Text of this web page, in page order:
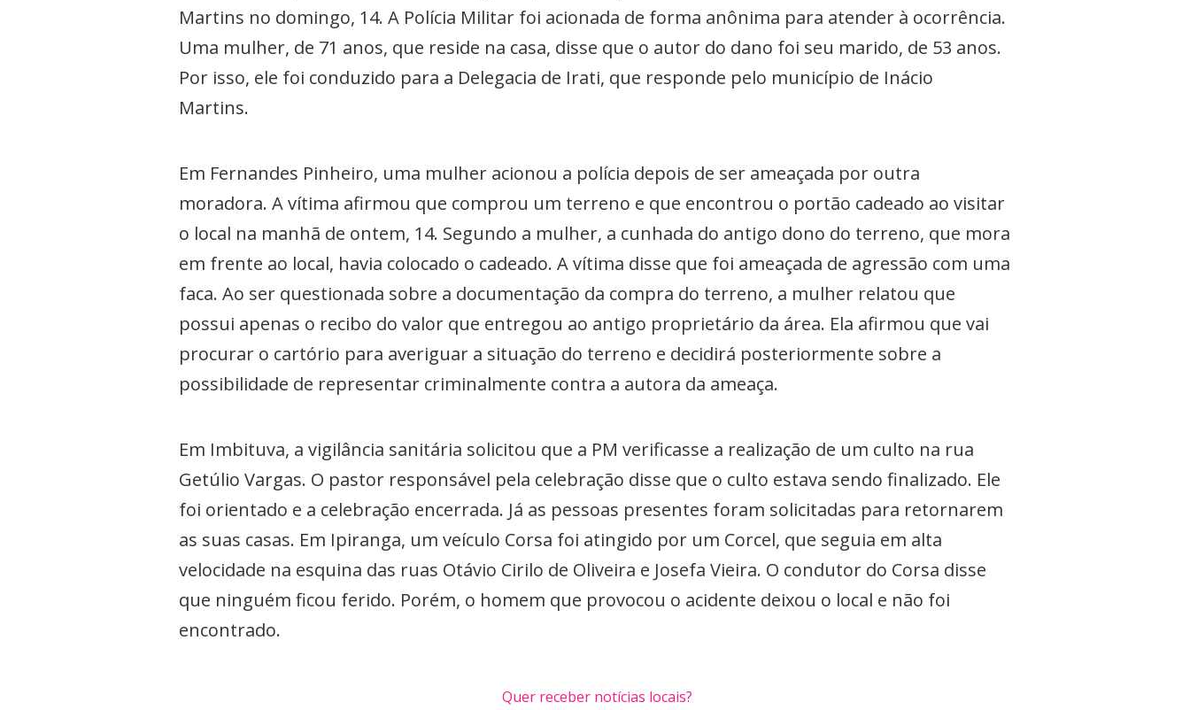
Martins no domingo, 14. A Polícia Militar foi acionada de forma anônima para atender à ocorrência.
Uma mulher, de 71 anos, que reside na casa, disse que o autor do dano foi seu marido, de 53 anos.
Por isso, ele foi conduzido para a Delegacia de Irati, que responde pelo município de Inácio
Martins.
Em Fernandes Pinheiro, uma mulher acionou a polícia depois de ser ameaçada por outra
moradora. A vítima afirmou que comprou um terreno e que encontrou o portão cadeado ao visitar
o local na manhã de ontem, 14. Segundo a mulher, a cunhada do antigo dono do terreno, que mora
em frente ao local, havia colocado o cadeado. A vítima disse que foi ameaçada de agressão com uma
faca. Ao ser questionada sobre a documentação da compra do terreno, a mulher relatou que
possui apenas o recibo do valor que entregou ao antigo proprietário da área. Ela afirmou que vai
procurar o cartório para averiguar a situação do terreno e decidirá posteriormente sobre a
possibilidade de representar criminalmente contra a autora da ameaça.
Em Imbituva, a vigilância sanitária solicitou que a PM verificasse a realização de um culto na rua
Getúlio Vargas. O pastor responsável pela celebração disse que o culto estava sendo finalizado. Ele
foi orientado e a celebração encerrada. Já as pessoas presentes foram solicitadas para retornarem
as suas casas. Em Ipiranga, um veículo Corsa foi atingido por um Corcel, que seguia em alta
velocidade na esquina das ruas Otávio Cirilo de Oliveira e Josefa Vieira. O condutor do Corsa disse
que ninguém ficou ferido. Porém, o homem que provocou o acidente deixou o local e não foi
encontrado.
Quer receber notícias locais?